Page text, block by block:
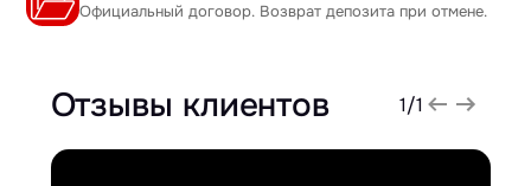
Официальный договор. Возврат депозита при отмене.
Отзывы клиентов 1/1